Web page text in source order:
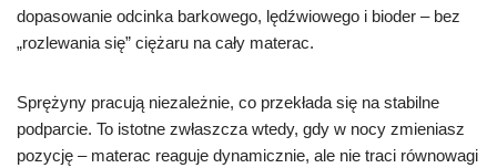
dopasowanie odcinka barkowego, lędźwiowego i bioder – bez
„rozlewania się” ciężaru na cały materac.
Sprężyny pracują niezależnie, co przekłada się na stabilne
podparcie. To istotne zwłaszcza wtedy, gdy w nocy zmieniasz
pozycję – materac reaguje dynamicznie, ale nie traci równowagi